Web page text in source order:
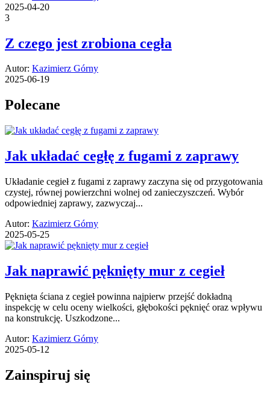
2025-04-20
3
Z czego jest zrobiona cegła
Autor: Kazimierz Górny
2025-06-19
Polecane
Jak układać cegłę z fugami z zaprawy
Układanie cegieł z fugami z zaprawy zaczyna się od przygotowania
czystej, równej powierzchni wolnej od zanieczyszczeń. Wybór
odpowiedniej zaprawy, zazwyczaj...
Autor: Kazimierz Górny
2025-05-25
Jak naprawić pęknięty mur z cegieł
Pęknięta ściana z cegieł powinna najpierw przejść dokładną
inspekcję w celu oceny wielkości, głębokości pęknięć oraz wpływu
na konstrukcję. Uszkodzone...
Autor: Kazimierz Górny
2025-05-12
Zainspiruj się